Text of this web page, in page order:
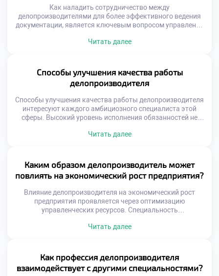
Как наладить сотрудничество между
делопроизводителями для более эффективного ведения
документации, является ключевым вопросом управления
дублирование функций и ошибок. Единый подход к
входящих потоков информации. Синергия сотрудников
превышает сумму индивидуальных усилий каждого.
Качество документооборота зависит от слаженности
коллектива. Эффективность достигается через
осознанную […]
Читать далее
Способы улучшения качества работы
делопроизводителя
Способы улучшения качества работы делопроизводителя
интересуют каждого амбициозного специалиста этой
сферы. Высокий уровень исполнения обязанностей не
осознанных усилий, регулярной практики и постоянного
Профессиональное мастерство строится на сочетании
жестких навыков и личной дисциплины. Техническая
грамотность без ответственного отношения к […]
Читать далее
Каким образом делопроизводитель может
повлиять на экономический рост предприятия?
Влияние делопроизводителя на экономический рост
предприятия проявляется через оптимизацию
управленческих ресурсов. Специальность
связь между порядком в документах и прибылью.
абитуриенты стремятся быстро поступить учиться в
техникум для освоения этой перспективной профессии.
Учебная программа раскрывает экономическую суть
Читать далее
Как профессия делопроизводителя
взаимодействует с другими специальностями?